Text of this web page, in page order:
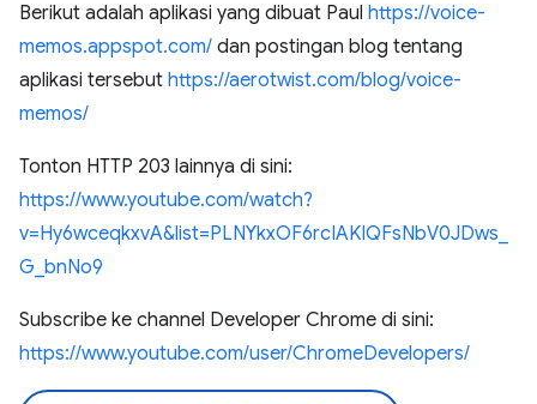
Berikut adalah aplikasi yang dibuat Paul https://voice-
memos.appspot.com/ dan postingan blog tentang
aplikasi tersebut https://aerotwist.com/blog/voice-
memos/
Tonton HTTP 203 lainnya di sini:
https://www.youtube.com/watch?
v=Hy6wceqkxvA&list=PLNYkxOF6rcIAKIQFsNbV0JDws_
G_bnNo9
Subscribe ke channel Developer Chrome di sini:
https://www.youtube.com/user/ChromeDevelopers/